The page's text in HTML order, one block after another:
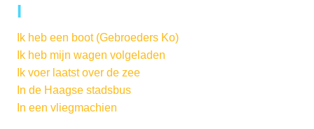
I
Ik heb een boot (Gebroeders Ko)
Ik heb mijn wagen volgeladen
Ik voer laatst over de zee
In de Haagse stadsbus
In een vliegmachien